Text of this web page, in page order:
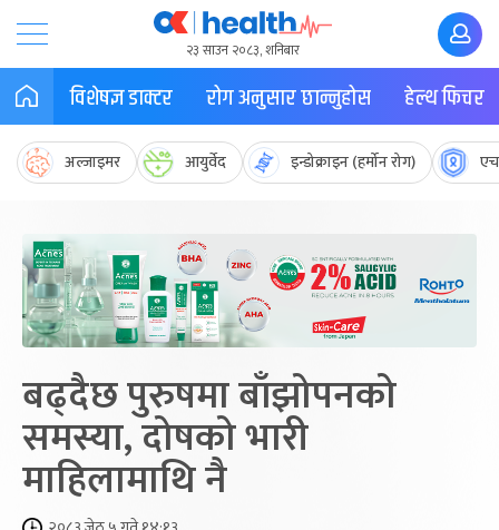
२३ साउन २०८३, शनिबार
विशेषज्ञ डाक्टर रोग अनुसार छान्नुहोस हेल्थ फिचर
अल्जाइमर आयुर्वेद इन्डोक्राइन (हर्मोन रोग)
बढ्दैछ पुरुषमा बाँझोपनको
समस्या, दोषको भारी
माहिलामाथि नै